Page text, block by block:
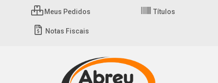
Meus Pedidos Títulos
Notas Fiscais